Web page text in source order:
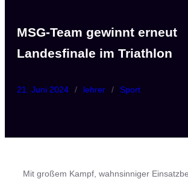
MSG-Team gewinnt erneut
Landesfinale im Triathlon
21. Juni 2024 / lehrer / Sport
Mit großem Kampf, wahnsinniger